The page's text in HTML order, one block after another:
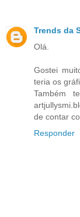
Trends da
Olá.
Gostei
teria os
Também
de contar
Responder